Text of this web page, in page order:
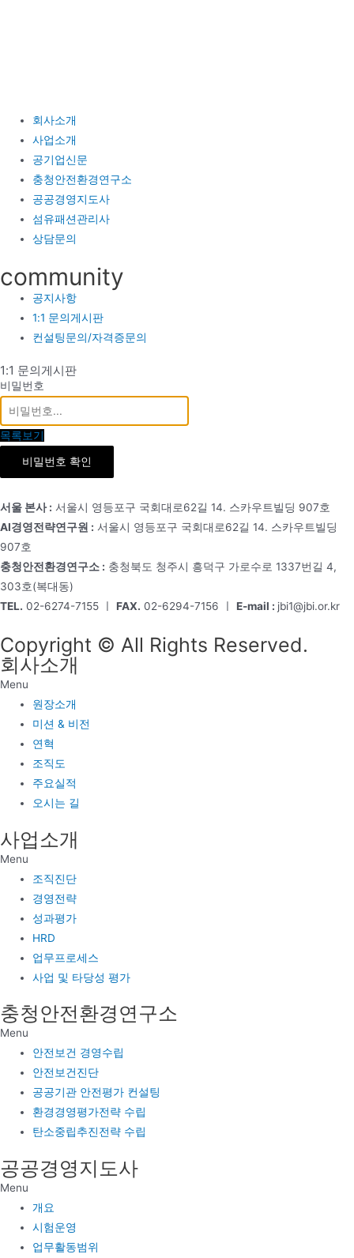
회사소개
사업소개
공기업신문
충청안전환경연구소
공공경영지도사
섬유패션관리사
상담문의
community
공지사항
1:1 문의게시판
컨설팅문의/자격증문의
1:1 문의게시판
비밀번호
목록보기
비밀번호 확인
서울 본사 : 서울시 영등포구 국회대로62길 14. 스카우트빌딩 907호
AI경영전략연구원 : 서울시 영등포구 국회대로62길 14. 스카우트빌딩
907호
충청안전환경연구소 : 충청북도 청주시 흥덕구 가로수로 1337번길 4,
303호(복대동)
TEL. 02-6274-7155 ㅣ FAX. 02-6294-7156 ㅣ E-mail : jbi1@jbi.or.kr
Copyright © All Rights Reserved.
회사소개
Menu
원장소개
미션 & 비전
연혁
조직도
주요실적
오시는 길
사업소개
Menu
조직진단
경영전략
성과평가
HRD
업무프로세스
사업 및 타당성 평가
충청안전환경연구소
Menu
안전보건 경영수립
안전보건진단
공공기관 안전평가 컨설팅
환경경영평가전략 수립
탄소중립추진전략 수립
공공경영지도사
Menu
개요
시험운영
업무활동범위